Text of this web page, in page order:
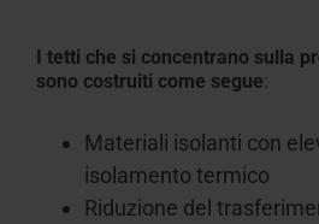
I tetti che si concentrano sulla
sono costruiti come segue:
Materiali isolanti con
isolamento termico
Riduzione del